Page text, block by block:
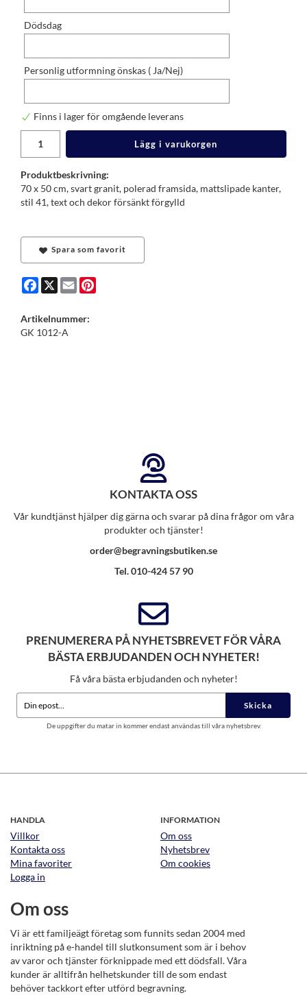
Dödsdag
Personlig utformning önskas ( Ja/Nej)
Finns i lager för omgående leverans
Lägg i varukorgen
Produktbeskrivning:
70 x 50 cm, svart granit, polerad framsida, mattslipade kanter,
stil 41, text och dekor försänkt förgylld
Spara som favorit
Facebook
X Email
Artikelnummer:
GK 1012-A
KONTAKTA OSS
Vår kundtjänst hjälper dig gärna och svarar på dina frågor om våra
produkter och tjänster!
order@begravningsbutiken.se
Tel. 010-424 57 90
PRENUMERERA PÅ NYHETSBREVET FÖR VÅRA
BÄSTA ERBJUDANDEN OCH NYHETER!
Få våra bästa erbjudanden och nyheter!
Skicka
De uppgifter du matar in kommer endast användas till våra nyhetsbrev.
HANDLA
Villkor
Kontakta oss
Mina favoriter
Logga in
INFORMATION
Om oss
Nyhetsbrev
Om cookies
Om oss
Vi är ett familjeägt företag som funnits sedan 2004 med
inriktning på e-handel till slutkonsument som är i behov
av varor och tjänster förknippade med ett dödsfall. Våra
kunder är alltifrån helhetskunder till de som endast
behöver tackkort efter utförd begravning.